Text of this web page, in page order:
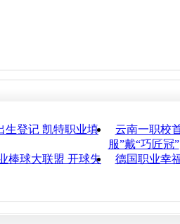
生登记 凯特职业填
云南一职校
服”戴“巧匠冠”
棒球大联盟 开球失
德国职业幸